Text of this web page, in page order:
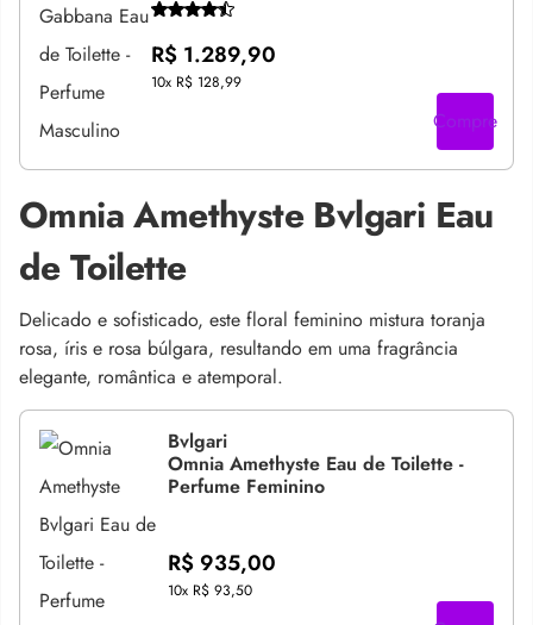
R$ 1.289,90
10x R$ 128,99
Compre
Omnia Amethyste Bvlgari Eau
de Toilette
Delicado e sofisticado, este floral feminino mistura toranja
rosa, íris e rosa búlgara, resultando em uma fragrância
elegante, romântica e atemporal.
Bvlgari
Omnia Amethyste Eau de Toilette -
Perfume Feminino
R$ 935,00
10x R$ 93,50